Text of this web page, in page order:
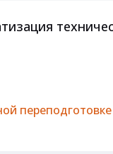
переподготовке